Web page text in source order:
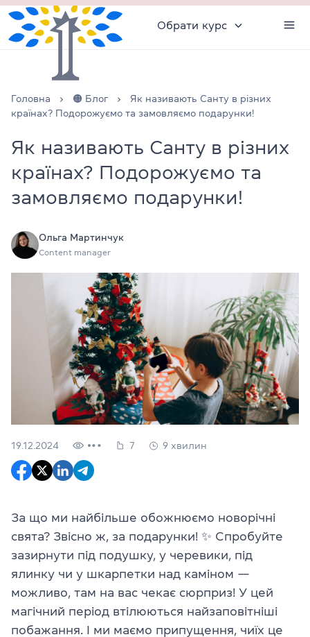
Обрати курс
Головна 🟠 Блог
Як називають Санту в різних
країнах? Подорожуємо та замовляємо подарунки!
Як називають Санту в різних
країнах? Подорожуємо та
замовляємо подарунки!
Ольга Мартинчук
Content manager
19.12.2024 7 9 хвилин
За що ми найбільше обожнюємо новорічні
свята? Звісно ж, за подарунки! ✨ Спробуйте
зазирнути під подушку, у черевики, під
ялинку чи у шкарпетки над каміном —
можливо, там на вас чекає сюрприз! У цей
магічний період втілюються найзаповітніші
побажання. І ми маємо припущення, чиїх це